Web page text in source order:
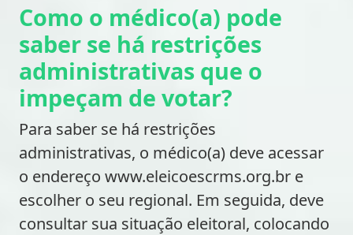
Como o médico(a) pode
saber se há restrições
administrativas que o
impeçam de votar?
Para saber se há restrições
administrativas, o médico(a) deve acessar
o endereço www.eleicoescrms.org.br e
escolher o seu regional. Em seguida, deve
consultar sua situação eleitoral, colocando